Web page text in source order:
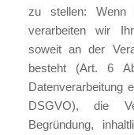
zu stellen: Wenn
verarbeiten wir
soweit an der
besteht (Art. 6
Datenverarbeitung
DSGVO), die
Begründung,